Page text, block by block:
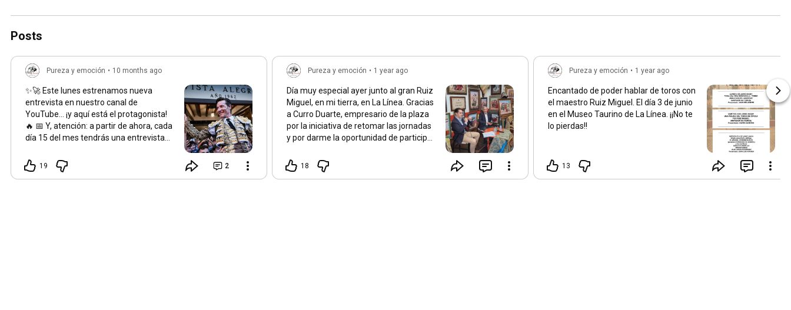
viajes”.
Posts
Pureza y emoción • 10 months ago
✨🚀 Este lunes estrenamos nueva
entrevista en nuestro canal de
YouTube… ¡y aquí está el protagonista!
🔥 📅 Y, atención: a partir de ahora, cada
día 15 del mes tendrás una entrevista
19 2
Pureza y emoción • 1 year ago
Día muy especial ayer junto al gran Ruiz
Miguel, en mi tierra, en La Línea. Gracias
a Curro Duarte, empresario de la plaza
por la iniciativa de retomar las jornadas
y por darme la oportunidad de participar
18
Pureza y emoción • 1 year ago
Encantado de poder hablar de toros con
el maestro Ruiz Miguel. El día 3 de junio
en el Museo Taurino de La Línea. ¡¡No te
lo pierdas!!
13